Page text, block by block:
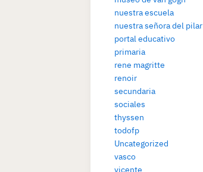
nuestra escuela
nuestra señora del pilar
portal educativo
primaria
rene magritte
renoir
secundaria
sociales
thyssen
todofp
Uncategorized
vasco
vicente